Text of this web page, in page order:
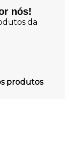
nós!
da
produtos